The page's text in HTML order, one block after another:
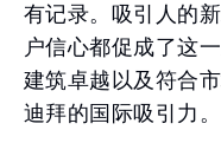
有记录。吸引人的
户信心都促成了这
建筑卓越以及符合
迪拜的国际吸引力。